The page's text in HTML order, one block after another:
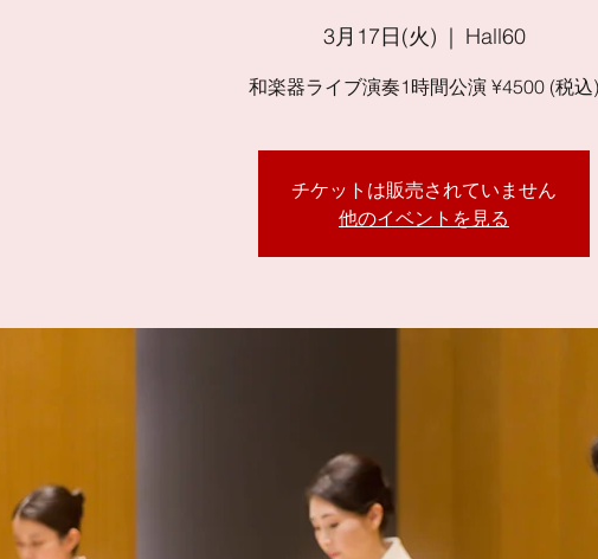
3月17日(火)
  |
Hall60
和楽器ライブ演奏1時間公演 ¥4500 (税込)
チケットは販売されていません
他のイベントを見る